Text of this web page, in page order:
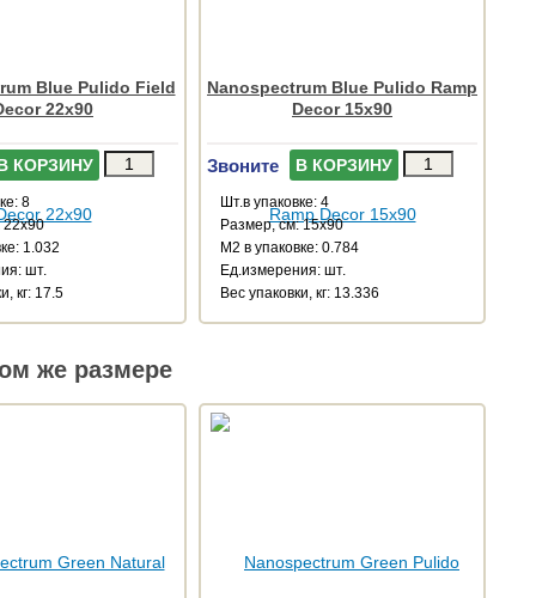
Blue Pulido Field
22x90
КОРЗИНУ
8
22x90
1.032
шт.
кг: 17.5
Nanospectrum Blue Pulido Ramp
Decor 15x90
Звоните В КОРЗИНУ
Шт.в упаковке: 4
Размер, см: 15x90
М2 в упаковке: 0.784
Ед.измерения: шт.
Веc упаковки, кг: 13.336
же размере